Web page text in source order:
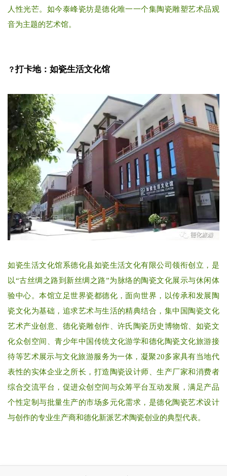
人性光芒。如今泰峰瓷坊是德化唯一一个集陶瓷雕塑艺术品观
音为主题的艺术馆。
？打卡地：如瓷生活文化馆
如瓷生活文化馆系德化县如瓷生活文化有限公司领衔创立，是
以“古丝绸之路到新丝绸之路”为脉络的陶瓷文化展示与休闲体
验中心。本馆立足世界瓷都德化，面向世界，以传承和发展陶
瓷文化为基础，追求艺术与生活的精典结合，集中国陶瓷文化
艺术产业创意、德化瓷雕创作、许氏陶瓷历史博物馆、如瓷文
化众创空间、青少年中国传统文化游学和德化陶瓷文化旅游接
待等艺术展示与文化旅游服务为一体，凝聚20多家具有当地代
表性的实体企业之所长，打造陶瓷设计师、生产厂家和消费者
综合交流平台，促进众创空间与众筹平台互动发展，满足产品
个性定制与批量生产的市场多元化需求，是德化陶瓷艺术设计
与创作的专业生产商和德化新派艺术陶瓷创业的典型代表。